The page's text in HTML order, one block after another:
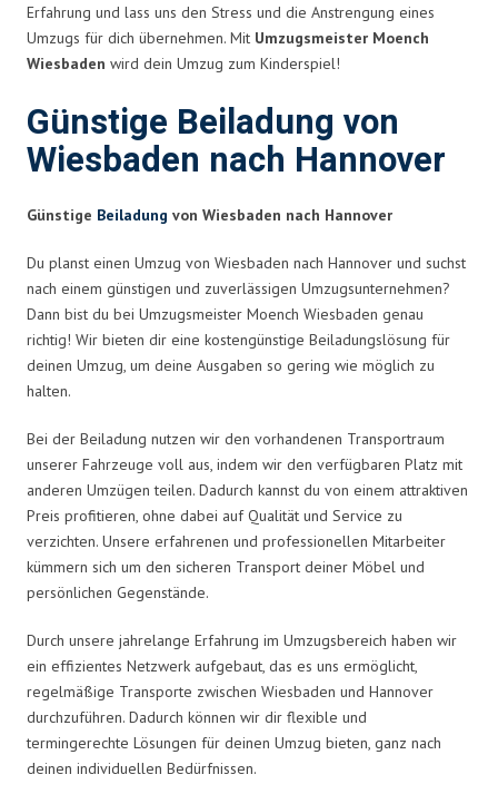
Erfahrung und lass uns den Stress und die Anstrengung eines
Umzugs für dich übernehmen. Mit Umzugsmeister Moench
Wiesbaden wird dein Umzug zum Kinderspiel!
Günstige Beiladung von
Wiesbaden nach Hannover
Günstige Beiladung von Wiesbaden nach Hannover
Du planst einen Umzug von Wiesbaden nach Hannover und suchst
nach einem günstigen und zuverlässigen Umzugsunternehmen?
Dann bist du bei Umzugsmeister Moench Wiesbaden genau
richtig! Wir bieten dir eine kostengünstige Beiladungslösung für
deinen Umzug, um deine Ausgaben so gering wie möglich zu
halten.
Bei der Beiladung nutzen wir den vorhandenen Transportraum
unserer Fahrzeuge voll aus, indem wir den verfügbaren Platz mit
anderen Umzügen teilen. Dadurch kannst du von einem attraktiven
Preis profitieren, ohne dabei auf Qualität und Service zu
verzichten. Unsere erfahrenen und professionellen Mitarbeiter
kümmern sich um den sicheren Transport deiner Möbel und
persönlichen Gegenstände.
Durch unsere jahrelange Erfahrung im Umzugsbereich haben wir
ein effizientes Netzwerk aufgebaut, das es uns ermöglicht,
regelmäßige Transporte zwischen Wiesbaden und Hannover
durchzuführen. Dadurch können wir dir flexible und
termingerechte Lösungen für deinen Umzug bieten, ganz nach
deinen individuellen Bedürfnissen.